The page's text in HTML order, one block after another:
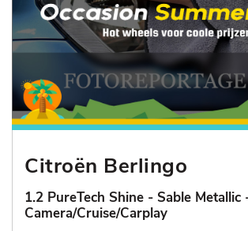
Citroën Berlingo
1.2 PureTech Shine - Sable Metallic
Camera/Cruise/Carplay